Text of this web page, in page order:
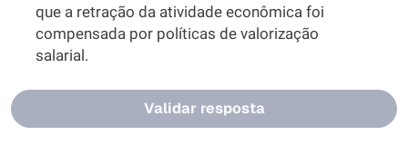
que a retração da atividade econômica foi
compensada por políticas de valorização
salarial.
Validar resposta